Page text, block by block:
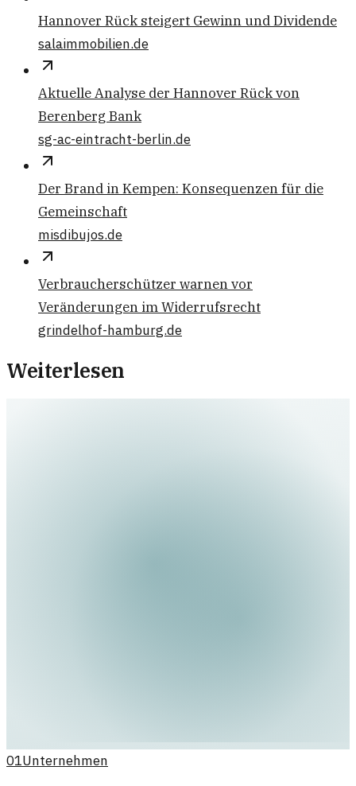
Hannover Rück steigert Gewinn und Dividende
salaimmobilien.de
Aktuelle Analyse der Hannover Rück von
Berenberg Bank
sg-ac-eintracht-berlin.de
Der Brand in Kempen: Konsequenzen für die
Gemeinschaft
misdibujos.de
Verbraucherschützer warnen vor
Veränderungen im Widerrufsrecht
grindelhof-hamburg.de
Weiterlesen
01Unternehmen